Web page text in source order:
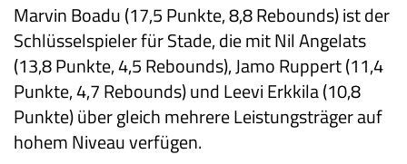
Marvin Boadu (17,5 Punkte, 8,8 Rebounds) ist der
Schlüsselspieler für Stade, die mit Nil Angelats
(13,8 Punkte, 4,5 Rebounds), Jamo Ruppert (11,4
Punkte, 4,7 Rebounds) und Leevi Erkkila (10,8
Punkte) über gleich mehrere Leistungsträger auf
hohem Niveau verfügen.